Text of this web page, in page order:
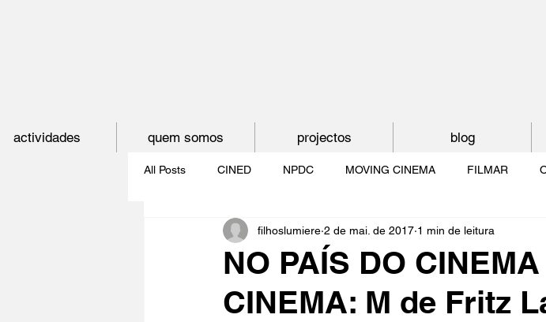
All Posts CINED NPDC MOVING CINEMA FILMAR
O CINEMA, CEM ANOS DE JUVENTUDE O MUNDO À NOSSA VOLTA
CINECLUBE DAS GAIVOTAS O CINEMA POR DENTRO
NO PAÍS DO
CINEMA: M de Fritz
filhoslumiere 2 de mai. de 2017 1 min de leitura
actividades quem somos projectos blog